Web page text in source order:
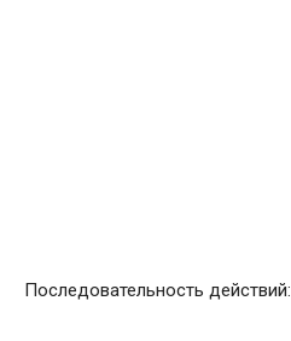
Последовательность действий: